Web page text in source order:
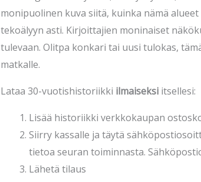
monipuolinen kuva siitä, kuinka nämä
tekoälyyn asti. Kirjoittajien moninaiset
tulevaan. Olitpa konkari tai uusi tulokas,
matkalle.
Lataa 30-vuotishistoriikki ilmaiseksiitsellesi:
Lisää historiikki verkkokaupan
Siirry kassalle ja täytä
tietoa seuran toiminnasta.
Lähetä tilaus